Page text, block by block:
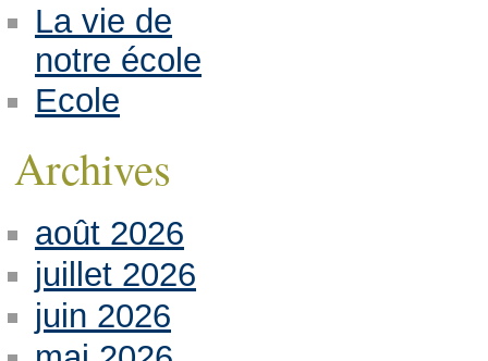
La vie de
notre école
Ecole
Archives
août 2026
juillet 2026
juin 2026